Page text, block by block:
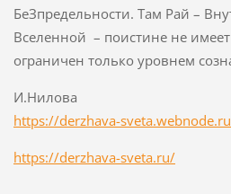
БеЗпредельности. Там Рай –
Вселенной – поистине не
ограничен только уровнем
И.Нилова
https://derzhava-
https://derzhava-sveta.ru/